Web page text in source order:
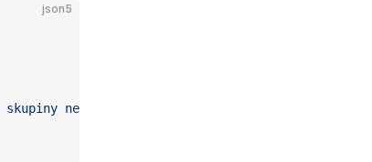
json5
skupiny nebo